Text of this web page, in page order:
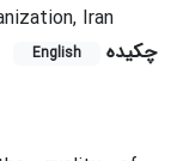
Iran
چکیده
English